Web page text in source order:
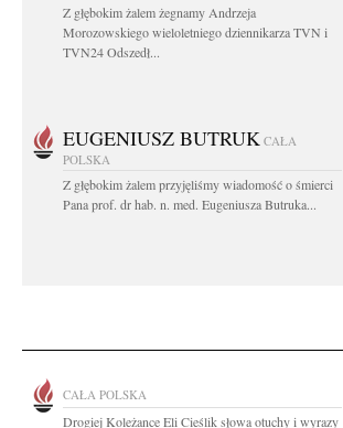
Z głębokim żalem żegnamy Andrzeja
Morozowskiego wieloletniego dziennikarza TVN i
TVN24 Odszedł...
EUGENIUSZ BUTRUK CAŁA
POLSKA
Z głębokim żalem przyjęliśmy wiadomość o śmierci
Pana prof. dr hab. n. med. Eugeniusza Butruka...
CAŁA POLSKA
Drogiej Koleżance Eli Cieślik słowa otuchy i wyrazy